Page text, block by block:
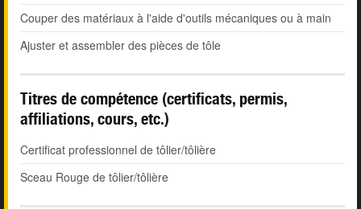
Couper des matériaux à l'aide d'outils mécaniques ou à main
Ajuster et assembler des pièces de tôle
Titres de compétence (certificats, permis,
affiliations, cours, etc.)
Certificat professionnel de tôlier/tôlière
Sceau Rouge de tôlier/tôlière